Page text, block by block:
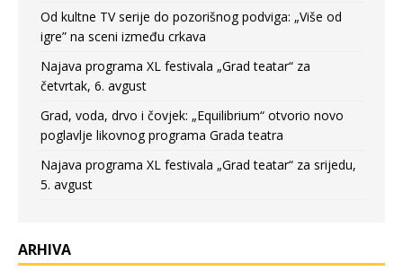
Od kultne TV serije do pozorišnog podviga: „Više od
igre” na sceni između crkava
Najava programa XL festivala „Grad teatar“ za
četvrtak, 6. avgust
Grad, voda, drvo i čovjek: „Equilibrium“ otvorio novo
poglavlje likovnog programa Grada teatra
Najava programa XL festivala „Grad teatar“ za srijedu,
5. avgust
ARHIVA